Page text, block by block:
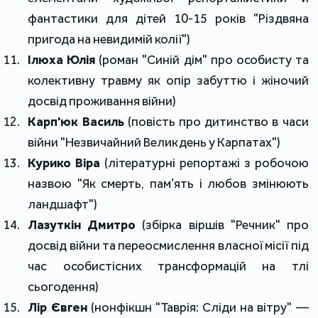
фантастики для дітей 10-15 років "Різдвяна
пригода на невидимій колії")
Ілюха Юлія (роман "Синій дім" про особисту та
колективну травму як опір забуттю і жіночий
досвід проживання війни)
Карп'юк Василь (повість про дитинство в часи
війни "Незвичайний Великдень у Карпатах")
Курико Віра (літературні репортажі з робочою
назвою "Як смерть, пам’ять і любов змінюють
ландшафт")
Лазуткін Дмитро (збірка віршів "Речник" про
досвід війни та переосмислення власної місії під
час особистісних трансформацій на тлі
сьогодення)
Лір Євген (нонфікшн "Таврія: Сліди на вітру" ―